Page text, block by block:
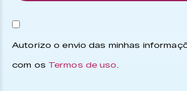
Autorizo o envio das minhas
com os Termos de uso.